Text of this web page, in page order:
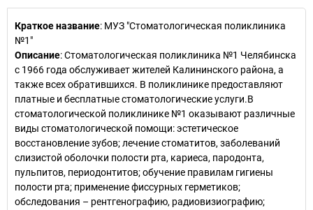
Краткое название: МУЗ "Стоматологическая поликлиника
№1"
Описание: Стоматологическая поликлиника №1 Челябинска
с 1966 года обслуживает жителей Калининского района, а
также всех обратившихся. В поликлинике предоставляют
платные и бесплатные стоматологические услуги.В
стоматологической поликлинике №1 оказывают различные
виды стоматологической помощи: эстетическое
восстановление зубов; лечение стоматитов, заболеваний
слизистой оболочки полости рта, кариеса, пародонта,
пульпитов, периодонтитов; обучение правилам гигиены
полости рта; применение фиссурных герметиков;
обследования – рентгенографию, радиовизиографию;